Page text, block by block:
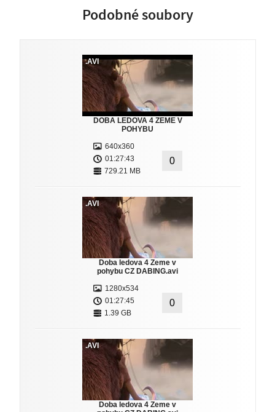
Podobné soubory
.AVI
DOBA LEDOVA 4 ZEME V
POHYBU
640x360
01:27:43
729.21 MB
0
.AVI
Doba ledova 4 Zeme v
pohybu CZ DABING.avi
1280x534
01:27:45
1.39 GB
0
.AVI
Doba ledova 4 Zeme v